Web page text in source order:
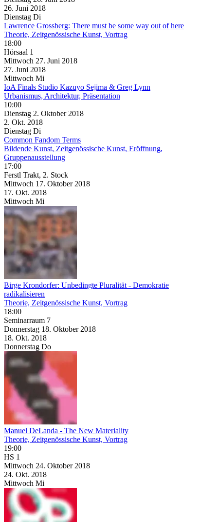
26. Juni 2018
Dienstag Di
Lawrence Grossberg: There must be some way out of here
Theorie, Zeitgenössische Kunst, Vortrag
18:00
Hörsaal 1
Mittwoch 27. Juni 2018
27. Juni 2018
Mittwoch Mi
IoA Finals Studio Kazuyo Sejima & Greg Lynn
Urbanismus, Architektur, Präsentation
10:00
Dienstag 2. Oktober 2018
2. Okt. 2018
Dienstag Di
Common Fandom Terms
Bildende Kunst, Zeitgenössische Kunst, Eröffnung,
Gruppenausstellung
17:00
Ferstl Trakt, 2. Stock
Mittwoch 17. Oktober 2018
17. Okt. 2018
Mittwoch Mi
Birge Krondorfer: Unbedingte Pluralität - Demokratie
radikalisieren
Theorie, Zeitgenössische Kunst, Vortrag
18:00
Seminarraum 7
Donnerstag 18. Oktober 2018
18. Okt. 2018
Donnerstag Do
Manuel DeLanda - The New Materiality
Theorie, Zeitgenössische Kunst, Vortrag
19:00
HS 1
Mittwoch 24. Oktober 2018
24. Okt. 2018
Mittwoch Mi